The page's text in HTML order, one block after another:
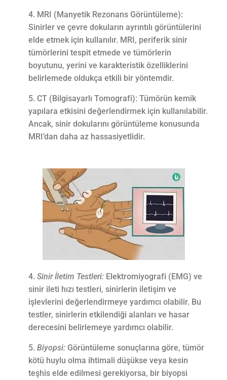
MRI (Manyetik Rezonans Görüntüleme):
Sinirler ve çevre dokuların ayrıntılı görüntülerini
elde etmek için kullanılır. MRI, periferik sinir
tümörlerini tespit etmede ve tümörlerin
boyutunu, yerini ve karakteristik özelliklerini
belirlemede oldukça etkili bir yöntemdir.
CT (Bilgisayarlı Tomografi): Tümörün kemik
yapılara etkisini değerlendirmek için kullanılabilir.
Ancak, sinir dokularını görüntüleme konusunda
MRI’dan daha az hassasiyetlidir.
Sinir İletim Testleri: Elektromiyografi (EMG) ve
sinir ileti hızı testleri, sinirlerin iletişim ve
işlevlerini değerlendirmeye yardımcı olabilir. Bu
testler, sinirlerin etkilendiği alanları ve hasar
derecesini belirlemeye yardımcı olabilir.
Biyopsi: Görüntüleme sonuçlarına göre, tümör
kötü huylu olma ihtimali düşükse veya kesin
teşhis elde edilmesi gerekiyorsa, bir biyopsi